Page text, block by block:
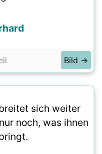
Bild →
sich weiter
noch, was ihnen